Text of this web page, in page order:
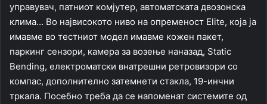
управувач, патниот комјутер, автоматската двозонска
клима… Во највисокото ниво на опременост Elite, која ја
имавме во тестниот модел имавме кожен пакет,
паркинг сензори, камера за возење наназад, Static
Bending, електроматски внатрешни ретровизори со
компас, дополнително затемнети стакла, 19-инчни
тркала. Посебно треба да се напоменат системите од